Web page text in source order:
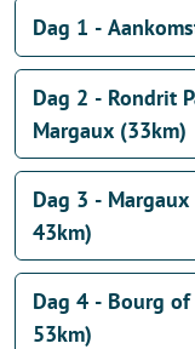
Dag 1 -
Dag 2 - Rondrit
Margaux (33km)
Dag 3 - Margaux -> Bourg of Virsac (31 of
43km)
Dag 4 - Bourg
53km)